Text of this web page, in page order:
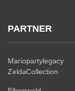
PARTNER
Mariopartylegacy
ZeldaCollection